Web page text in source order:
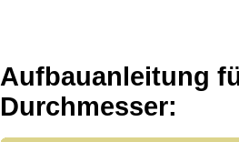
Aufbauanleitung
Durchmesser: